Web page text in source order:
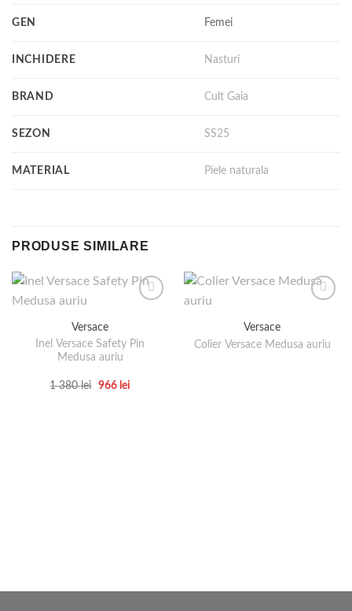
GEN Femei
INCHIDERE Nasturi
BRAND Cult Gaia
SEZON SS25
MATERIAL Piele naturala
PRODUSE SIMILARE
Versace
Inel Versace Safety Pin
Medusa auriu
1 380lei
Prețul
966 leiPrețul
Versace
Colier Versace Medusa auriu